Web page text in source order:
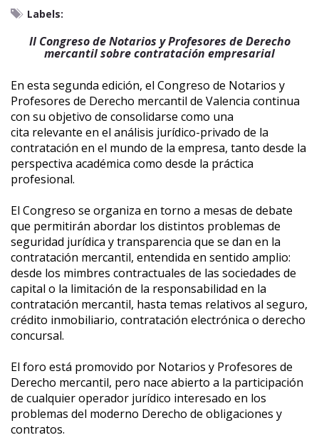
Labels:
II Congreso de Notarios y Profesores de Derecho
mercantil sobre contratación empresarial
En esta segunda edición, el Congreso de Notarios y
Profesores de Derecho mercantil de Valencia continua
con su objetivo de consolidarse como una
cita relevante en el análisis jurídico-privado de la
contratación en el mundo de la empresa, tanto desde la
perspectiva académica como desde la práctica
profesional.
El Congreso se organiza en torno a mesas de debate
que permitirán abordar los distintos problemas de
seguridad jurídica y transparencia que se dan en la
contratación mercantil, entendida en sentido amplio:
desde los mimbres contractuales de las sociedades de
capital o la limitación de la responsabilidad en la
contratación mercantil, hasta temas relativos al seguro,
crédito inmobiliario, contratación electrónica o derecho
concursal.
El foro está promovido por Notarios y Profesores de
Derecho mercantil, pero nace abierto a la participación
de cualquier operador jurídico interesado en los
problemas del moderno Derecho de obligaciones y
contratos.